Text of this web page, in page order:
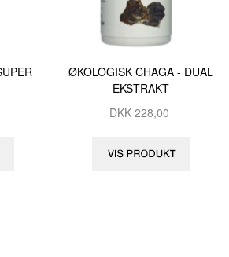
ØKOLOGISK CHAGA - DUAL
EKSTRAKT
DKK 228,00